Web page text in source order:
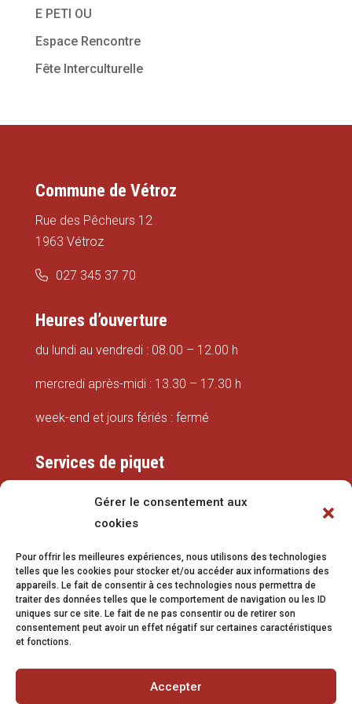
Gérer le consentement aux
cookies
Pour offrir les meilleures expériences, nous utilisons des technologies
telles que les cookies pour stocker et/ou accéder aux informations des
appareils. Le fait de consentir à ces technologies nous permettra de
traiter des données telles que le comportement de navigation ou les ID
uniques sur ce site. Le fait de ne pas consentir ou de retirer son
consentement peut avoir un effet négatif sur certaines caractéristiques
et fonctions.
Accepter
E PETI OU
Espace Rencontre
Fête Interculturelle
Commune de Vétroz
Rue des Pêcheurs 12
1963 Vétroz
027 345 37 70
Heures d’ouverture
du lundi au vendredi : 08.00 – 12.00 h
mercredi après-midi : 13.30 – 17.30 h
week-end et jours fériés : fermé
Services de piquet
079 337 66 42
eaux@vetroz.ch
Travaux publics
079 213 92 08